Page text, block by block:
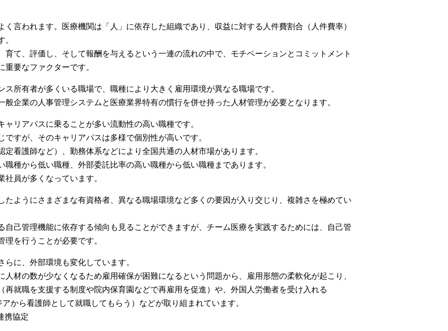
く言われます。医療機関は「人」に依存した組織であり、収益に対する人件費割合（人件費率）
。
育て、評価し、そして報酬を与えるという一連の流れの中で、モチベーションとコミットメント
要なファクターです。
ス所有者が多くいる職場で、職種により大きく雇用環境が異なる職場です。
般企業の人事管理システムと医療業界特有の慣行を併せ持った人材管理が必要となります。
リアパスに乗ることが多い流動性の高い職種です。
すが、そのキャリアパスは多様で個別性が高いです。
定看護師など）、勤務体系などにより全国共通の人材市場があります。
種から低い職種、外部委託比率の高い職種から低い職種まであります。
員が多くなっています。
たようにさまざまな有資格者、異なる職場環境など多くの要因が入り交じり、複雑さを極めてい
自己管理機能に依存する傾向も見ることができますが、チーム医療を実践するためには、自己管
を行うことが必要です。
に、外部環境も変化しています。
材の数が少なくなるため雇用確保が困難になるという問題から、雇用形態の柔軟化が起こり、
再就職を支援する制度や院内保育園などで再雇用を促進）や、外国人労働者を受け入れる
から看護師として就職してもらう）などが取り組まれています。
携協定